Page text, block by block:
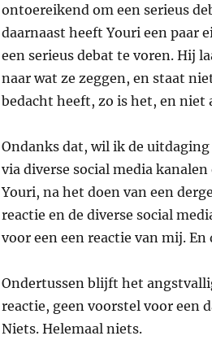
ontoereikend om een serieus
daarnaast heeft Youri een paar
een serieus debat te voren. Hij
naar wat ze zeggen, en staat
bedacht heeft, zo is het, en niet
Ondanks dat, wil ik de
via diverse social media
Youri, na het doen van een
reactie en de diverse social
voor een een reactie van mij.
Ondertussen blijft het
reactie, geen voorstel voor een
Niets. Helemaal niets.